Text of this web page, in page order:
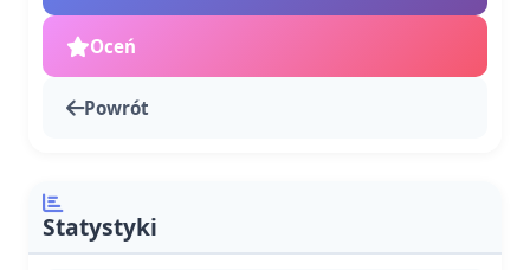
Oceń
Powrót
Statystyki